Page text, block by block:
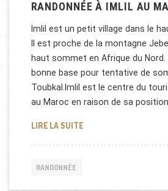
RANDONNÉE À IMLIL AU
Imlil est un petit village dans le
Il est proche de la montagne
haut sommet en Afrique du
bonne base pour tentative de
Toubkal.Imlil est le centre du
au Maroc en raison de sa position
LIRE LA SUITERANDONNÉE À IMLIL AU
RANDONNÉE